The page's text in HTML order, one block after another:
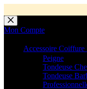
Passer
au
Mon Compte
Accessoire Coiffure
Peigne
Tondeuse
Tondeuse